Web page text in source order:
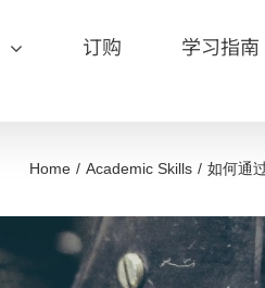
订购 学习指南
Home Academic Skills 如何通